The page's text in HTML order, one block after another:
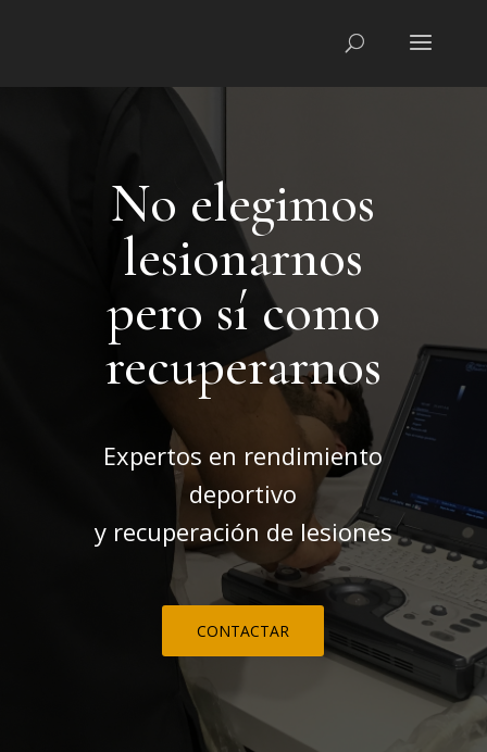
No elegimos
lesionarnos
pero sí como
recuperarnos
Expertos en rendimiento
deportivo
y recuperación de lesiones
CONTACTAR